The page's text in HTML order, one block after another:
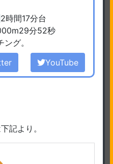
時間17分台
分52秒
グ。
YouTube
記より。